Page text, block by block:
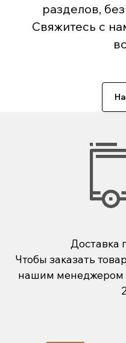
разделов,
Свяжитесь с
Доставка
Чтобы заказать
нашим менеджером